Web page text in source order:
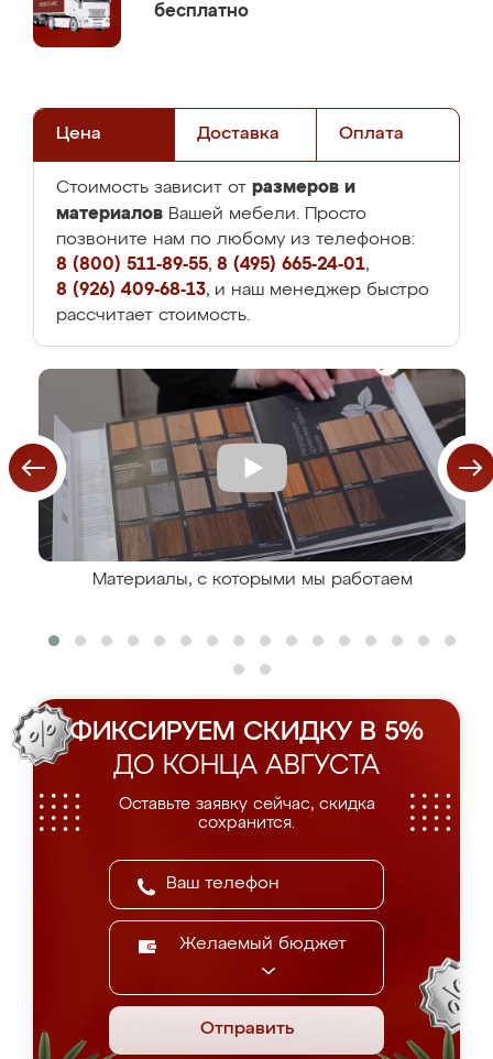
бесплатно
Цена Доставка Оплата
Стоимость зависит от размеров и
материалов Вашей мебели. Просто
позвоните нам по любому из телефонов:
8 (800) 511-89-55, 8 (495) 665-24-01,
8 (926) 409-68-13, и наш менеджер быстро
рассчитает стоимость.
Материалы, с которыми мы работаем
ФИКСИРУЕМ СКИДКУ В 5%
ДО КОНЦА АВГУСТА
Оставьте заявку сейчас, скидка
сохранится.
Желаемый бюджет
Отправить